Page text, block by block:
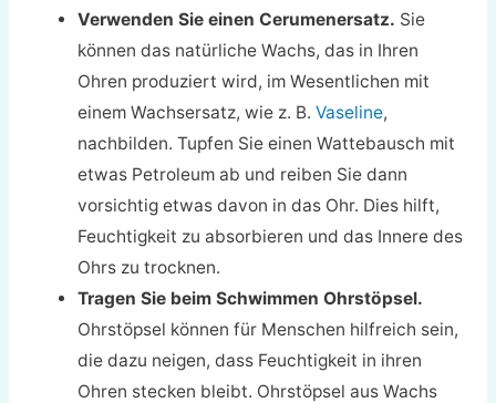
Verwenden Sie einen Cerumenersatz. Sie
können das natürliche Wachs, das in Ihren
Ohren produziert wird, im Wesentlichen mit
einem Wachsersatz, wie z. B.Vaseline,
nachbilden. Tupfen Sie einen Wattebausch mit
etwas Petroleum ab und reiben Sie dann
vorsichtig etwas davon in das Ohr. Dies hilft,
Feuchtigkeit zu absorbieren und das Innere des
Ohrs zu trocknen.
Tragen Sie beim Schwimmen Ohrstöpsel.
Ohrstöpsel können für Menschen hilfreich sein,
die dazu neigen, dass Feuchtigkeit in ihren
Ohren stecken bleibt. Ohrstöpsel aus Wachs